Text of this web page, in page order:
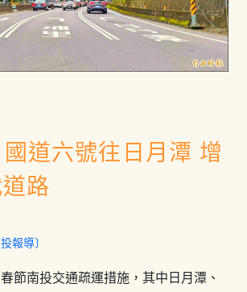
國道六號往日月潭 增
路
報導〕
節南投交通疏運措施，其中日月潭、